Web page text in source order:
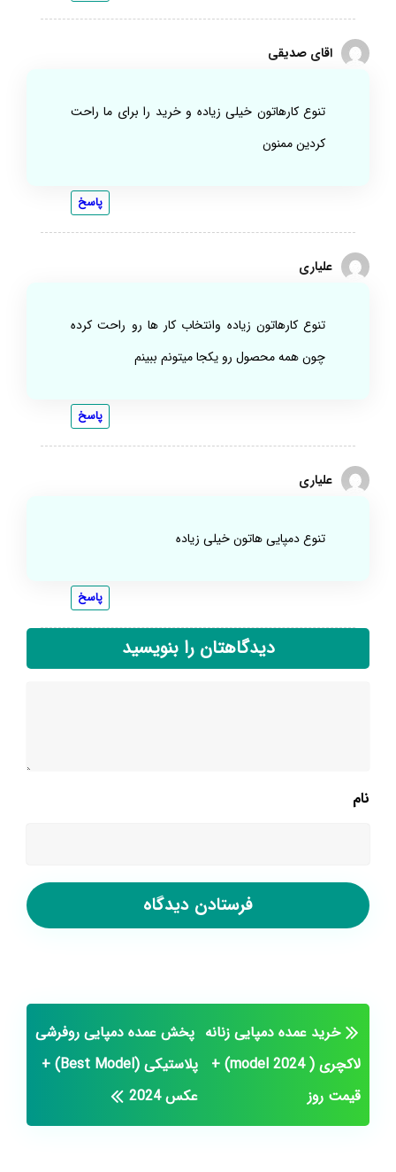
اقای صدیقی
تنوع کارهاتون خیلی زیاده و خرید را برای ما راحت
کردین ممنون
پاسخ
علیاری
تنوع کارهاتون زیاده وانتخاب کار ها رو راحت کرده
چون همه محصول رو یکجا میتونم ببینم
پاسخ
علیاری
تنوع دمپایی هاتون خیلی زیاده
پاسخ
دیدگاهتان را بنویسید
نام
خرید عمده دمپایی زنانه
لاکچری ( model 2024) +
قیمت روز
پخش عمده دمپایی روفرشی
پلاستیکی (Best Model) +
عکس 2024